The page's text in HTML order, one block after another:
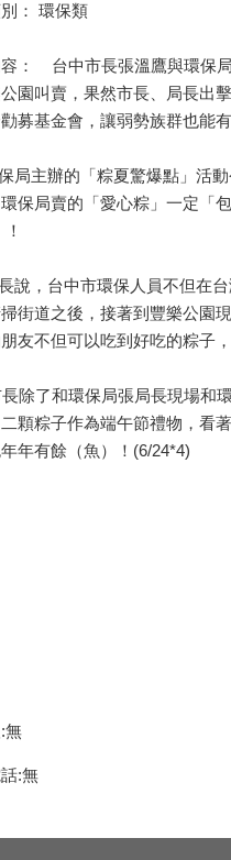
： 環保類
： 台中市長張溫鷹與環保
園叫賣，果然市長、局長出
募基金會，讓弱勢族群也能
局主辦的「粽夏驚爆點」活
保局賣的「愛心粽」一定「
說，台中市環保人員不但在
街道之後，接著到豐樂公園
友不但可以吃到好吃的粽子
除了和環保局張局長現場和
顆粽子作為端午節禮物，看
年有餘（魚）！(6/24*4)
無
:無